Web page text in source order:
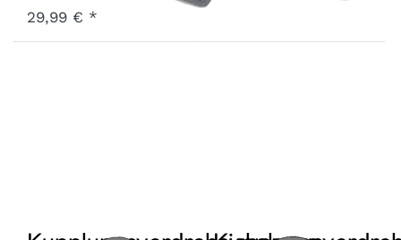
29,99 € *